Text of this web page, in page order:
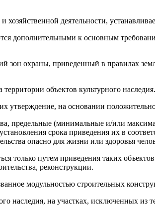
деятельности,
дополнительными к основным
зон охраны, приведенный в правилах
объектов культурного наследия.
утверждение, на основании
предельные (минимальные и/или
срока приведения их в
опасно для жизни или здоровья
только путем приведения таких
реконструкции.
модульностью строительных
наследия, на участках, исключенных из